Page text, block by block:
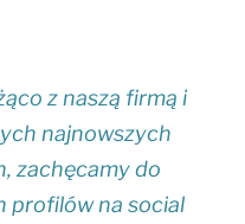
z naszą firmą i
najnowszych
zachęcamy do
profilów na social